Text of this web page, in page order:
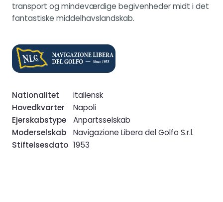
transport og mindeværdige begivenheder midt i det
fantastiske middelhavslandskab.
Nationalitet
italiensk
Hovedkvarter
Napoli
Ejerskabstype
Anpartsselskab
Moderselskab
Navigazione Libera del Golfo S.r.l.
Stiftelsesdato 1953